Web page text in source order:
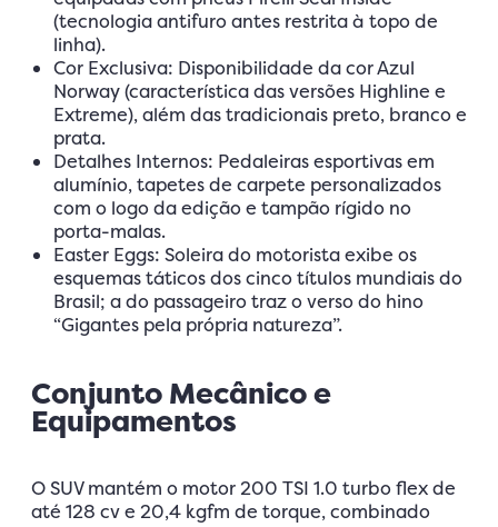
(tecnologia antifuro antes restrita à topo de
linha).
Cor Exclusiva: Disponibilidade da cor Azul
Norway (característica das versões Highline e
Extreme), além das tradicionais preto, branco e
prata.
Detalhes Internos: Pedaleiras esportivas em
alumínio, tapetes de carpete personalizados
com o logo da edição e tampão rígido no
porta-malas.
Easter Eggs: Soleira do motorista exibe os
esquemas táticos dos cinco títulos mundiais do
Brasil; a do passageiro traz o verso do hino
“Gigantes pela própria natureza”.
Conjunto Mecânico e
Equipamentos
O SUV mantém o motor 200 TSI 1.0 turbo flex de
até 128 cv e 20,4 kgfm de torque, combinado